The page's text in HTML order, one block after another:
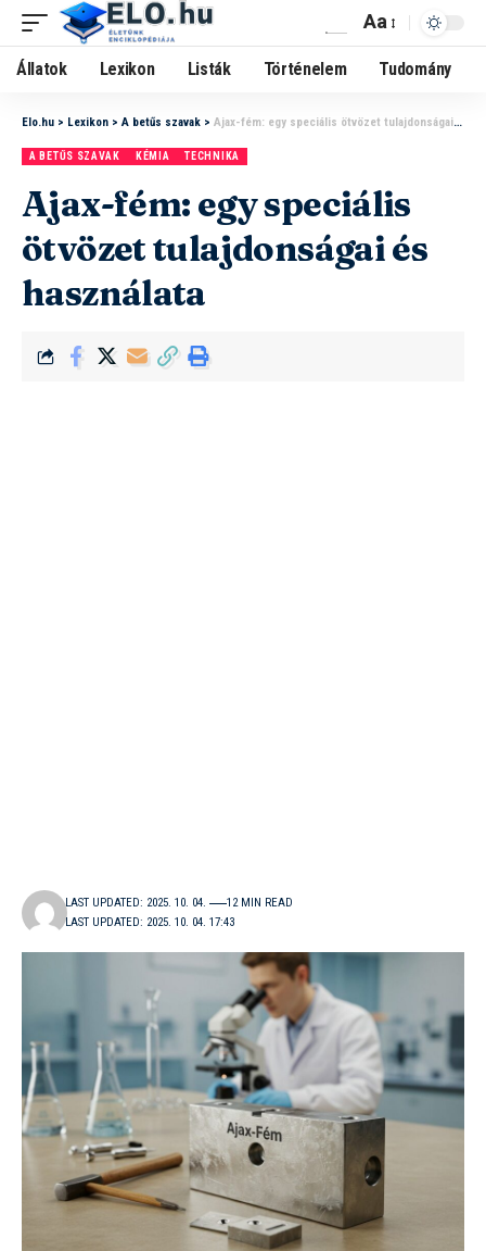
Aa
Állatok Lexikon Listák Történelem Tudomány
Elo.hu > Lexikon > A betűs szavak > Ajax-fém: egy speciális ötvözet tulajdonságai és használata
A BETŰS SZAVAK KÉMIA TECHNIKA
Ajax-fém: egy speciális
ötvözet tulajdonságai és
használata
LAST UPDATED: 2025. 10. 04. 17:43
LAST UPDATED: 2025. 10. 04. 12 MIN READ